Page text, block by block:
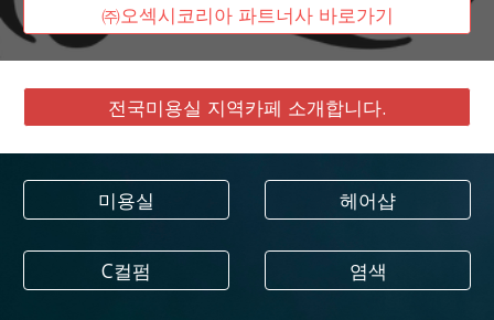
㈜오섹시코리아 파트너사 바로가기
전국미용실 지역카페 소개합니다.
미용실
C컬펌
헤어샵
염색